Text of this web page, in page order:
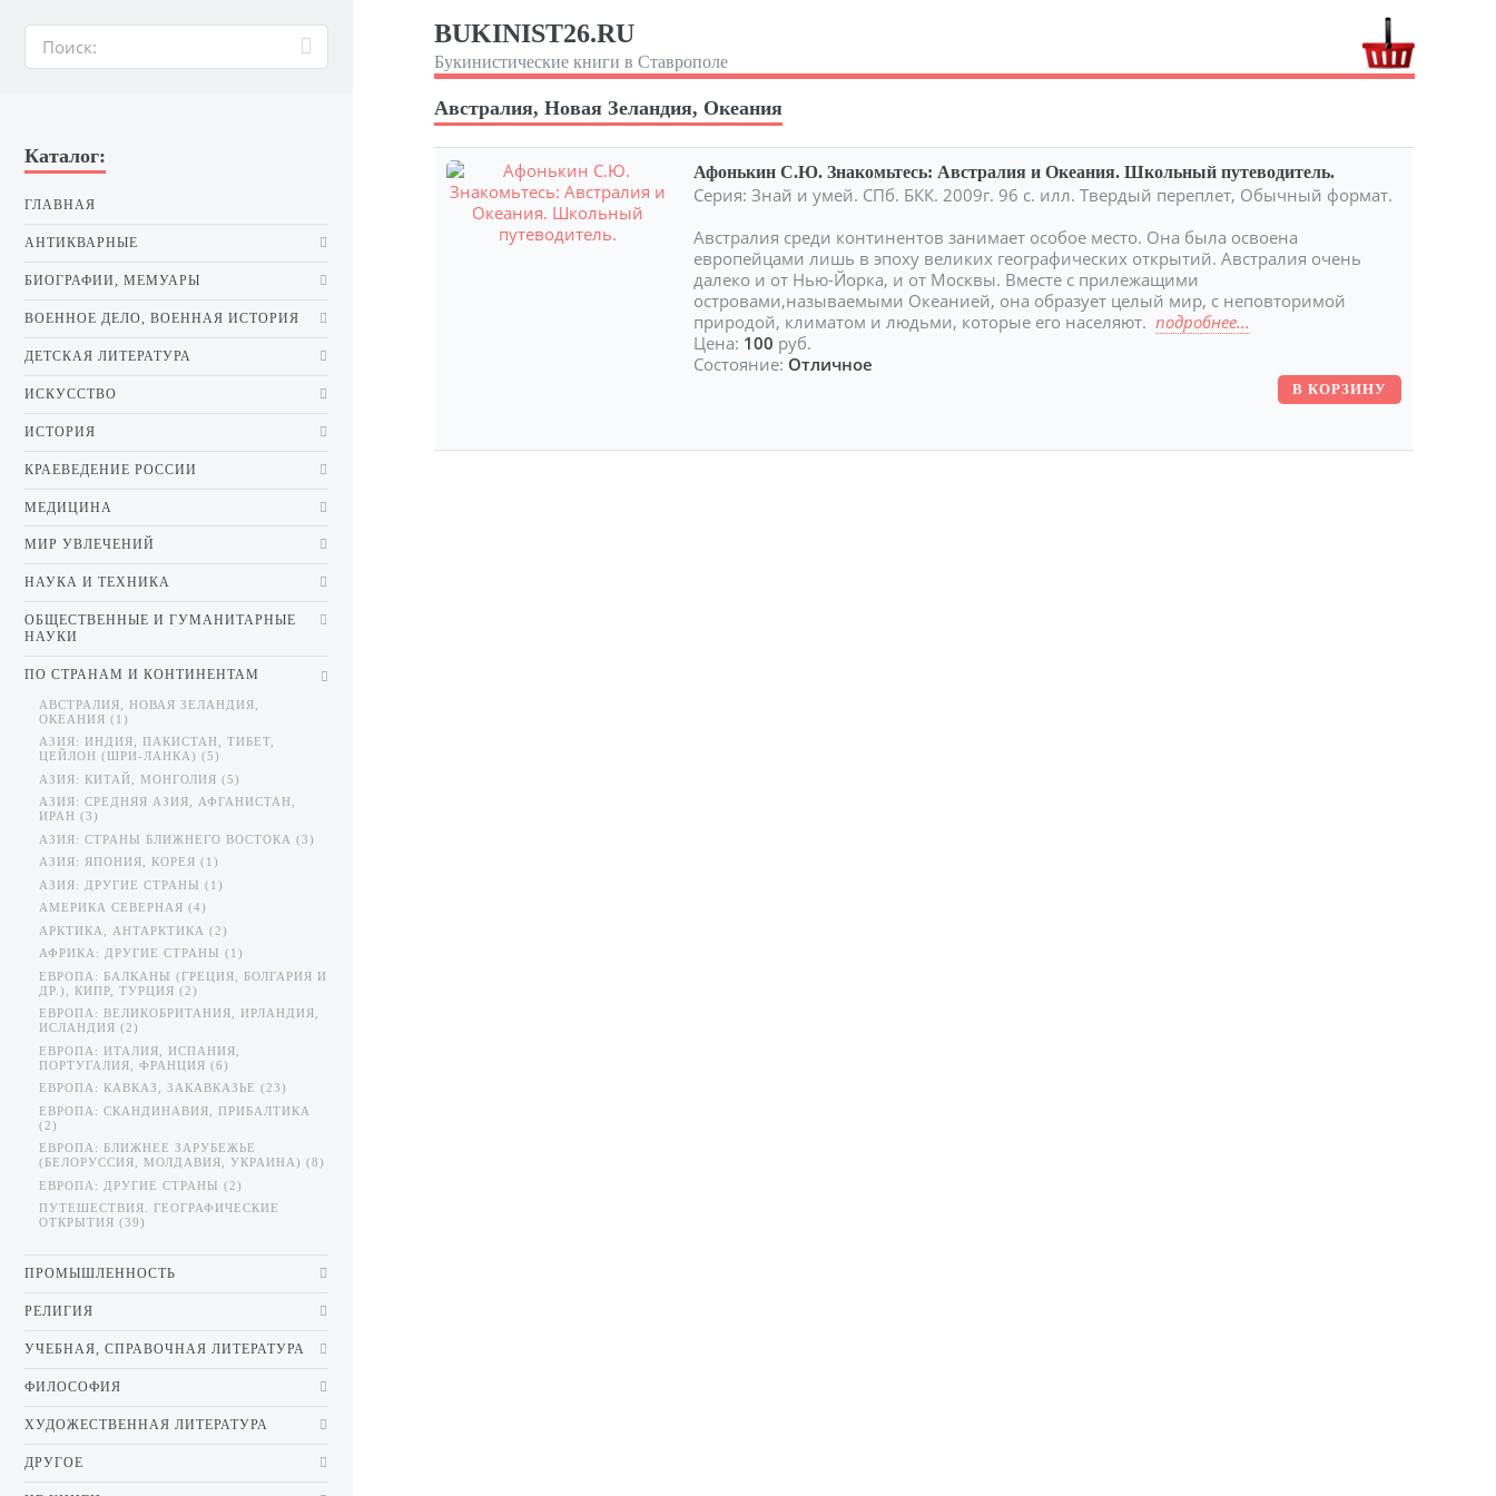
BUKINIST26.RU
Букинистические книги в Ставрополе
Австралия, Новая Зеландия, Океания
Афонькин С.Ю. Знакомьтесь: Австралия и Океания. Школьный путеводитель.
Серия: Знай и умей. СПб. БКК. 2009г. 96 с. илл. Твердый переплет, Обычный формат.
Австралия среди континентов занимает особое место. Она была освоена
европейцами лишь в эпоху великих географических открытий. Австралия очень
далеко и от Нью-Йорка, и от Москвы. Вместе с прилежащими
островами,называемыми Океанией, она образует целый мир, с неповторимой
природой, климатом и людьми, которые его населяют.подробнее...
Цена: 100 руб.
Состояние: Отличное
Каталог:
ГЛАВНАЯ
АНТИКВАРНЫЕ
БИОГРАФИИ, МЕМУАРЫ
ВОЕННОЕ ДЕЛО, ВОЕННАЯ ИСТОРИЯ
ДЕТСКАЯ ЛИТЕРАТУРА
ИСКУССТВО
ИСТОРИЯ
КРАЕВЕДЕНИЕ РОССИИ
МЕДИЦИНА
МИР УВЛЕЧЕНИЙ
НАУКА И ТЕХНИКА
ОБЩЕСТВЕННЫЕ И ГУМАНИТАРНЫЕ
НАУКИ
ПО СТРАНАМ И КОНТИНЕНТАМ
АВСТРАЛИЯ, НОВАЯ ЗЕЛАНДИЯ,
ОКЕАНИЯ (1)
АЗИЯ: ИНДИЯ, ПАКИСТАН, ТИБЕТ,
ЦЕЙЛОН (ШРИ-ЛАНКА) (5)
АЗИЯ: КИТАЙ, МОНГОЛИЯ (5)
АЗИЯ: СРЕДНЯЯ АЗИЯ, АФГАНИСТАН,
ИРАН (3)
АЗИЯ: СТРАНЫ БЛИЖНЕГО ВОСТОКА (3)
АЗИЯ: ЯПОНИЯ, КОРЕЯ (1)
АЗИЯ: ДРУГИЕ СТРАНЫ (1)
АМЕРИКА СЕВЕРНАЯ (4)
АРКТИКА, АНТАРКТИКА (2)
АФРИКА: ДРУГИЕ СТРАНЫ (1)
ЕВРОПА: БАЛКАНЫ (ГРЕЦИЯ, БОЛГАРИЯ И
ДР.), КИПР, ТУРЦИЯ (2)
ЕВРОПА: ВЕЛИКОБРИТАНИЯ, ИРЛАНДИЯ,
ИСЛАНДИЯ (2)
ЕВРОПА: ИТАЛИЯ, ИСПАНИЯ,
ПОРТУГАЛИЯ, ФРАНЦИЯ (6)
ЕВРОПА: КАВКАЗ, ЗАКАВКАЗЬЕ (23)
ЕВРОПА: СКАНДИНАВИЯ, ПРИБАЛТИКА
(2)
ЕВРОПА: БЛИЖНЕЕ ЗАРУБЕЖЬЕ
(БЕЛОРУССИЯ, МОЛДАВИЯ, УКРАИНА) (8)
ЕВРОПА: ДРУГИЕ СТРАНЫ (2)
ПУТЕШЕСТВИЯ. ГЕОГРАФИЧЕСКИЕ
ОТКРЫТИЯ (39)
ПРОМЫШЛЕННОСТЬ
РЕЛИГИЯ
УЧЕБНАЯ, СПРАВОЧНАЯ ЛИТЕРАТУРА
ФИЛОСОФИЯ
ХУДОЖЕСТВЕННАЯ ЛИТЕРАТУРА
ДРУГОЕ